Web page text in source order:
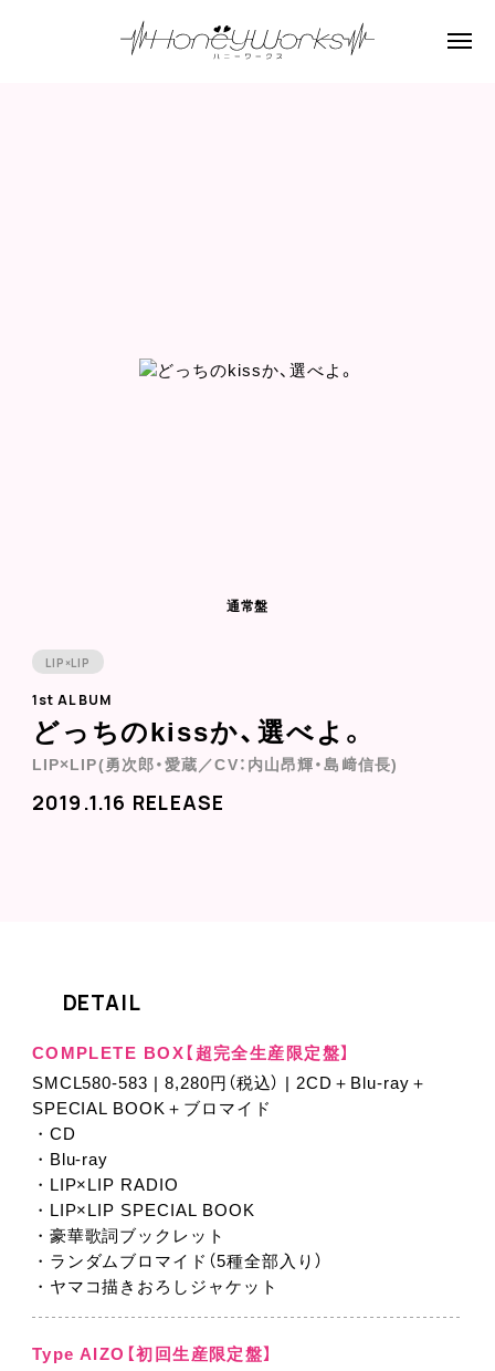
通常盤
LIP×LIP
1st ALBUM
どっちのkissか、選べよ。
LIP×LIP(勇次郎・愛蔵／CV：内山昂輝・島﨑信長)
2019.1.16 RELEASE
DETAIL
COMPLETE BOX【超完全生産限定盤】
SMCL580-583 | 8,280円（税込） | 2CD＋Blu-ray＋
SPECIAL BOOK＋ブロマイド
・CD
・Blu-ray
・LIP×LIP RADIO
・LIP×LIP SPECIAL BOOK
・豪華歌詞ブックレット
・ランダムブロマイド（5種全部入り）
・ヤマコ描きおろしジャケット
Type AIZO【初回生産限定盤】